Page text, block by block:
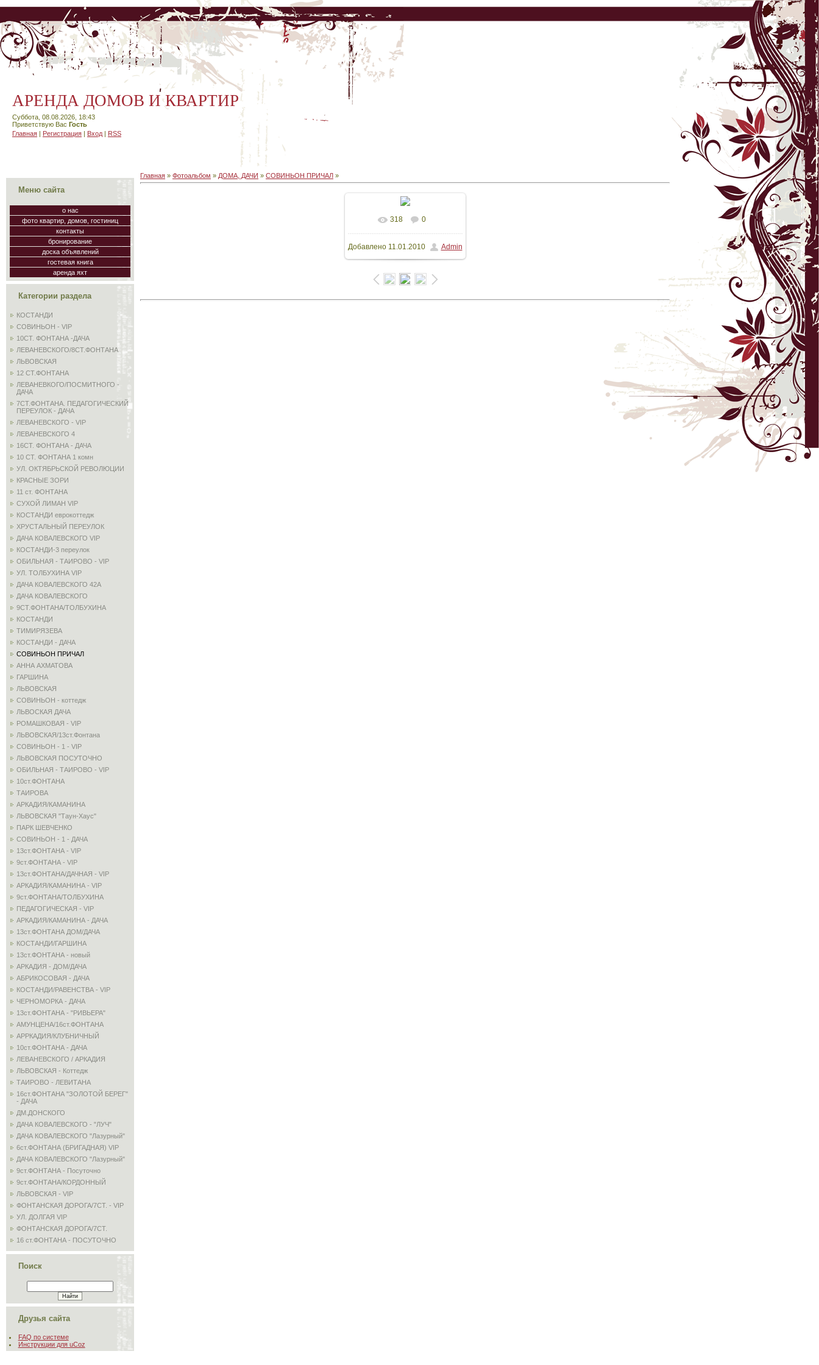
АРЕНДА ДОМОВ И КВАРТИР
Суббота, 08.08.2026, 18:43
Приветствую Вас Гость
Главная | Регистрация | Вход | RSS
Меню сайта
о нас
фото квартир, домов, гостиниц
контакты
бронирование
доска объявлений
гостевая книга
аренда яхт
Категории раздела
КОСТАНДИ
СОВИНЬОН - VIP
10СТ. ФОНТАНА -ДАЧА
ЛЕВАНЕВСКОГО/8СТ.ФОНТАНА
ЛЬВОВСКАЯ
12 СТ.ФОНТАНА
ЛЕВАНЕВКОГО/ПОСМИТНОГО -
ДАЧА
7СТ.ФОНТАНА. ПЕДАГОГИЧЕСКИЙ
ПЕРЕУЛОК - ДАЧА
ЛЕВАНЕВСКОГО - VIP
ЛЕВАНЕВСКОГО 4
16СТ. ФОНТАНА - ДАЧА
10 СТ. ФОНТАНА 1 комн
УЛ. ОКТЯБРЬСКОЙ РЕВОЛЮЦИИ
КРАСНЫЕ ЗОРИ
11 ст. ФОНТАНА
СУХОЙ ЛИМАН VIP
КОСТАНДИ еврокоттедж
ХРУСТАЛЬНЫЙ ПЕРЕУЛОК
ДАЧА КОВАЛЕВСКОГО VIP
КОСТАНДИ-3 переулок
ОБИЛЬНАЯ - ТАИРОВО - VIP
УЛ. ТОЛБУХИНА VIP
ДАЧА КОВАЛЕВСКОГО 42А
ДАЧА КОВАЛЕВСКОГО
9СТ.ФОНТАНА/ТОЛБУХИНА
КОСТАНДИ
ТИМИРЯЗЕВА
КОСТАНДИ - ДАЧА
СОВИНЬОН ПРИЧАЛ
АННА АХМАТОВА
ГАРШИНА
ЛЬВОВСКАЯ
СОВИНЬОН - коттедж
ЛЬВОСКАЯ ДАЧА
РОМАШКОВАЯ - VIP
ЛЬВОВСКАЯ/13ст.Фонтана
СОВИНЬОН - 1 - VIP
ЛЬВОВСКАЯ ПОСУТОЧНО
ОБИЛЬНАЯ - ТАИРОВО - VIP
10ст.ФОНТАНА
ТАИРОВА
АРКАДИЯ/КАМАНИНА
ЛЬВОВСКАЯ "Таун-Хаус"
ПАРК ШЕВЧЕНКО
СОВИНЬОН - 1 - ДАЧА
13ст.ФОНТАНА - VIP
9ст.ФОНТАНА - VIP
13ст.ФОНТАНА/ДАЧНАЯ - VIP
АРКАДИЯ/КАМАНИНА - VIP
9ст.ФОНТАНА/ТОЛБУХИНА
ПЕДАГОГИЧЕСКАЯ - VIP
АРКАДИЯ/КАМАНИНА - ДАЧА
13ст.ФОНТАНА ДОМ/ДАЧА
КОСТАНДИ/ГАРШИНА
13ст.ФОНТАНА - новый
АРКАДИЯ - ДОМ/ДАЧА
АБРИКОСОВАЯ - ДАЧА
КОСТАНДИ/РАВЕНСТВА - VIP
ЧЕРНОМОРКА - ДАЧА
13ст.ФОНТАНА - "РИВЬЕРА"
АМУНЦЕНА/16ст.ФОНТАНА
АРРКАДИЯ/КЛУБНИЧНЫЙ
10ст.ФОНТАНА - ДАЧА
ЛЕВАНЕВСКОГО / АРКАДИЯ
ЛЬВОВСКАЯ - Коттедж
ТАИРОВО - ЛЕВИТАНА
16ст.ФОНТАНА "ЗОЛОТОЙ БЕРЕГ"
- ДАЧА
ДМ.ДОНСКОГО
ДАЧА КОВАЛЕВСКОГО - "ЛУЧ"
ДАЧА КОВАЛЕВСКОГО "Лазурный"
6ст.ФОНТАНА (БРИГАДНАЯ) VIP
ДАЧА КОВАЛЕВСКОГО "Лазурный"
9ст.ФОНТАНА - Посуточно
9ст.ФОНТАНА/КОРДОННЫЙ
ЛЬВОВСКАЯ - VIP
ФОНТАНСКАЯ ДОРОГА/7СТ. - VIP
УЛ. ДОЛГАЯ VIP
ФОНТАНСКАЯ ДОРОГА/7СТ.
16 ст.ФОНТАНА - ПОСУТОЧНО
Поиск
Друзья сайта
FAQ по системе
Инструкции для uCoz
Главная » Фотоальбом » ДОМА, ДАЧИ » СОВИНЬОН ПРИЧАЛ »
В реальном размере
640x480/ 54.0Kb
318 0
Добавлено11.01.2010 Admin